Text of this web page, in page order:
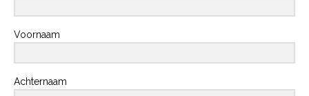
Voornaam
Achternaam